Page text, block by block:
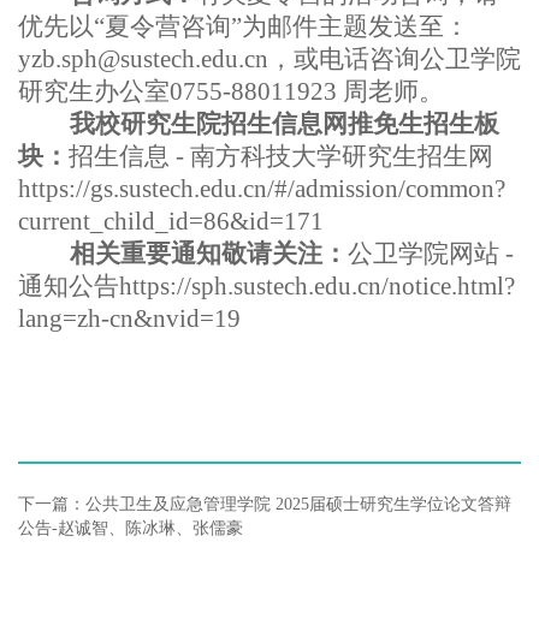
优先以“夏令营咨询”为邮件主题发送至：
yzb.sph@sustech.edu.cn ，或电话咨询公卫学院
研究生办公室0755-88011923 周老师。
我校研究生院招生信息网推免生招生板
块： 招生信息 - 南方科技大学研究生招生网
https://gs.sustech.edu.cn/#/admission/common?
current_child_id=86&id=171
相关重要通知敬请关注： 公卫学院网站 -
通知公告https://sph.sustech.edu.cn/notice.html?
lang=zh-cn&nvid=19
下一篇：公共卫生及应急管理学院 2025届硕士研究生学位论文答辩
公告-赵诚智、陈冰琳、张儒豪